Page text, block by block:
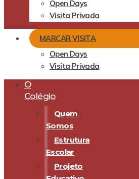
Open Days
Visita Privada
MARCAR VISITA
Open Days
Visita Privada
O
Colégio
Quem
Somos
Estrutura
Escolar
Projeto